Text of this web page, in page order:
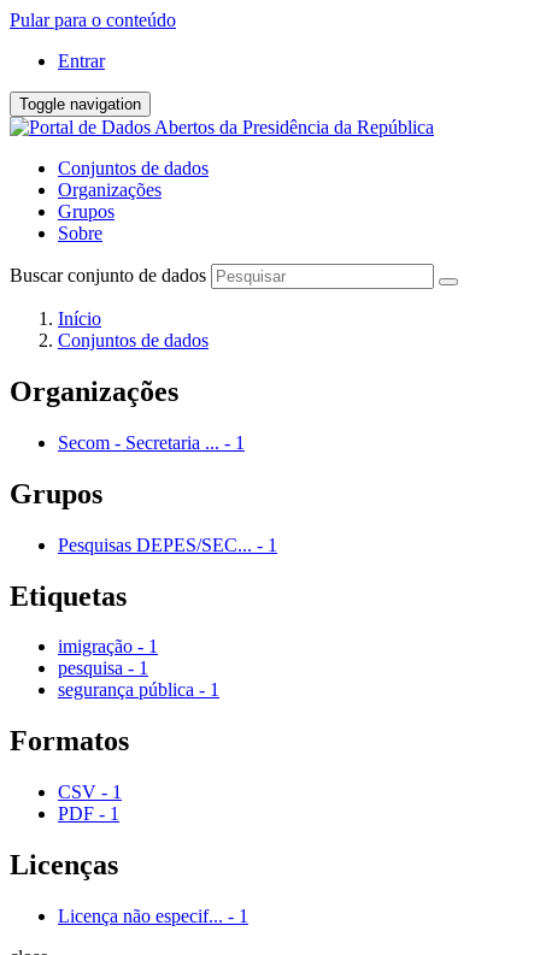
Pular para o conteúdo
Entrar
Toggle navigation
Conjuntos de dados
Organizações
Grupos
Sobre
Buscar conjunto de dados
Início
Conjuntos de dados
Organizações
Secom - Secretaria ... - 1
Grupos
Pesquisas DEPES/SEC... - 1
Etiquetas
imigração - 1
pesquisa - 1
segurança pública - 1
Formatos
CSV - 1
PDF - 1
Licenças
Licença não especif... - 1